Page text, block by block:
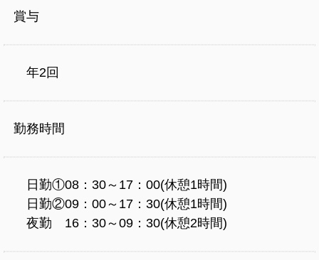
賞与
年2回
勤務時間
日勤①08：30～17：00(休憩1時間)
日勤②09：00～17：30(休憩1時間)
夜勤 16：30～09：30(休憩2時間)